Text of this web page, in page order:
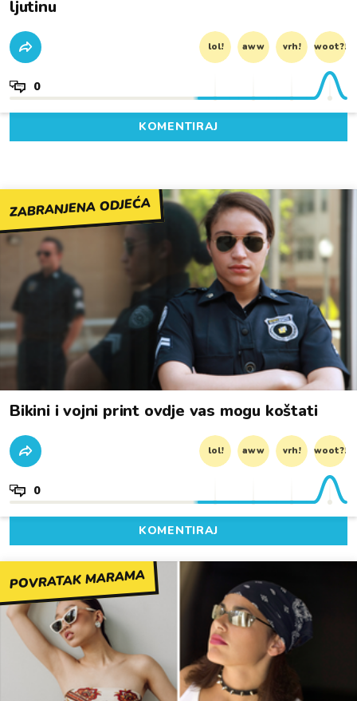
ljutinu
lol! aww vrh! woot?!
0
KOMENTIRAJ
ZABRANJENA ODJEĆA
Bikini i vojni print ovdje vas mogu koštati
lol! aww vrh! woot?!
0
KOMENTIRAJ
POVRATAK MARAMA